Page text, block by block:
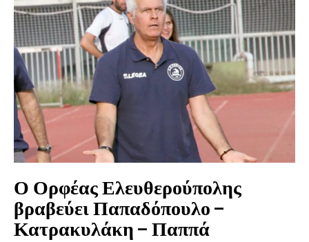
Ο Ορφέας Ελευθερούπολης
βραβεύει Παπαδόπουλο –
Κατρακυλάκη – Παππά